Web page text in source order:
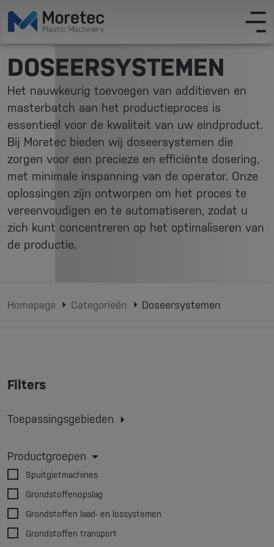
DOSEERSYSTEMEN
Het nauwkeurig toevoegen van additieven en
masterbatch aan het productieproces is
essentieel voor de kwaliteit van uw eindproduct.
Bij Moretec bieden wij doseersystemen die
zorgen voor een precieze en efficiënte dosering,
met minimale inspanning van de operator. Onze
oplossingen zijn ontworpen om het proces te
vereenvoudigen en te automatiseren, zodat u
zich kunt concentreren op het optimaliseren van
de productie.
Homepage Categorieën Doseersystemen
Filters
Toepassingsgebieden
Extrusie blaasvormen
3D-printen
Productgroepen
Spuitgietmachines
Grondstoffenopslag
Grondstoffen laad- en lossystemen
Grondstoffen transport